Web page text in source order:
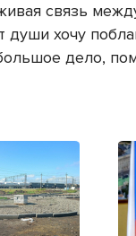
связь
хочу
дело,